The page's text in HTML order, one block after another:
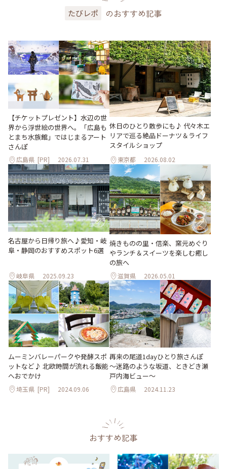
たびレポ のおすすめ記事
【チケットプレゼント】水辺の世
界から浮世絵の世界へ。「広島も
とまち水族館」ではじまるアート
さんぽ
広島県 [PR] 2026.07.31
休日のひとり散歩にも♪ 代々木エ
リアで巡る絶品ドーナツ＆ライフ
スタイルショップ
東京都 2026.08.02
名古屋から日帰り旅へ♪愛知・岐
阜・静岡のおすすめスポット6選
岐阜県 2025.09.23
焼きものの里・信楽、窯元めぐり
やランチ＆スイーツを楽しむ癒し
の旅へ
滋賀県 2026.05.01
ムーミンバレーパークや発酵スポ
ットなど♪ 北欧時間が流れる飯能
へおでかけ
埼玉県 [PR] 2024.09.06
再来の尾道1dayひとり旅さんぽ
～迷路のような坂道、ときどき瀬
戸内海ビュー～
広島県 2024.11.23
おすすめ記事